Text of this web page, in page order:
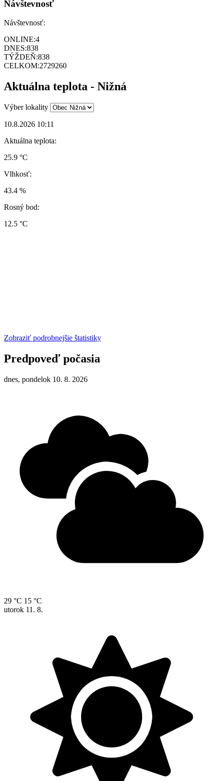
Návštevnosť
Návštevnosť:
ONLINE:4
DNES:838
TÝŽDEŇ:838
CELKOM:2729260
Aktuálna teplota - Nižná
Výber lokality
10.8.2026 10:11
Aktuálna teplota:
25.9 °C
Vlhkosť:
43.4 %
Rosný bod:
12.5 °C
Zobraziť podrobnejšie štatistiky
Predpoveď počasia
dnes, pondelok 10. 8. 2026
29 °C 15 °C
utorok 11. 8.